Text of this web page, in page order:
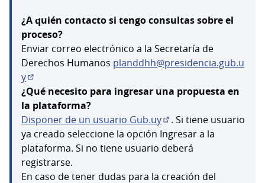
¿A quién contacto si tengo consultas sobre el
proceso?
Enviar correo electrónico a la Secretaría de
Derechos Humanos planddhh@presidencia.gub.u
y
(Abrir en una pestaña nueva)
¿Qué necesito para ingresar una propuesta en
la plataforma?
Disponer de un usuario Gub.uy
(Abrir en una pestaña
. Si tiene usuario
ya creado seleccione la opción Ingresar a la
plataforma. Si no tiene usuario deberá
registrarse.
En caso de tener dudas para la creación del